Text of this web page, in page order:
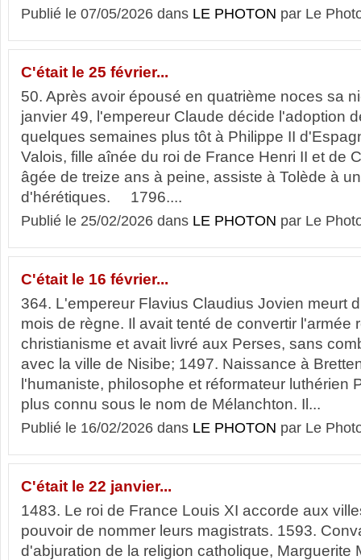
Publié le 07/05/2026 dans LE PHOTON par Le
C'était le 25 février...
50. Après avoir épousé en quatrième noces sa
janvier 49, l'empereur Claude décide l'adoption
quelques semaines plus tôt à Philippe II
Valois, fille aînée du roi de France Henri II et de
âgée de treize ans à peine, assiste à Tolède à
d'hérétiques. 1796....
Publié le 25/02/2026 dans LE PHOTON par Le
C'était le 16 février...
364. L'empereur Flavius Claudius Jovien meurt
mois de règne. Il avait tenté de convertir l'armée
christianisme et avait livré aux Perses, sans
avec la ville de Nisibe; 1497. Naissance à
l'humaniste, philosophe et réformateur luthérien
plus connu sous le nom de Mélanchton. Il...
Publié le 16/02/2026 dans LE PHOTON par Le
C'était le 22 janvier...
1483. Le roi de France Louis XI accorde aux
pouvoir de nommer leurs magistrats. 1593.
d'abjuration de la religion catholique, Marguerite